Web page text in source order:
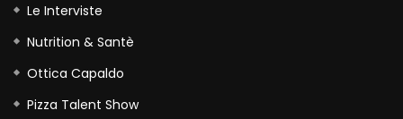
Le Interviste
Nutrition & Santè
Ottica Capaldo
Pizza Talent Show